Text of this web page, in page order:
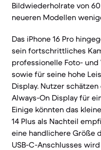
Bildwiederholrate von
neueren Modellen
Das iPhone 16 Pro
sein fortschrittliches
professionelle Foto-
sowie für seine hohe
Display. Nutzer
Always-On Display für
Einige könnten das
14 Plus als Nachteil
eine handlichere Größe
USB-C-Anschlusses